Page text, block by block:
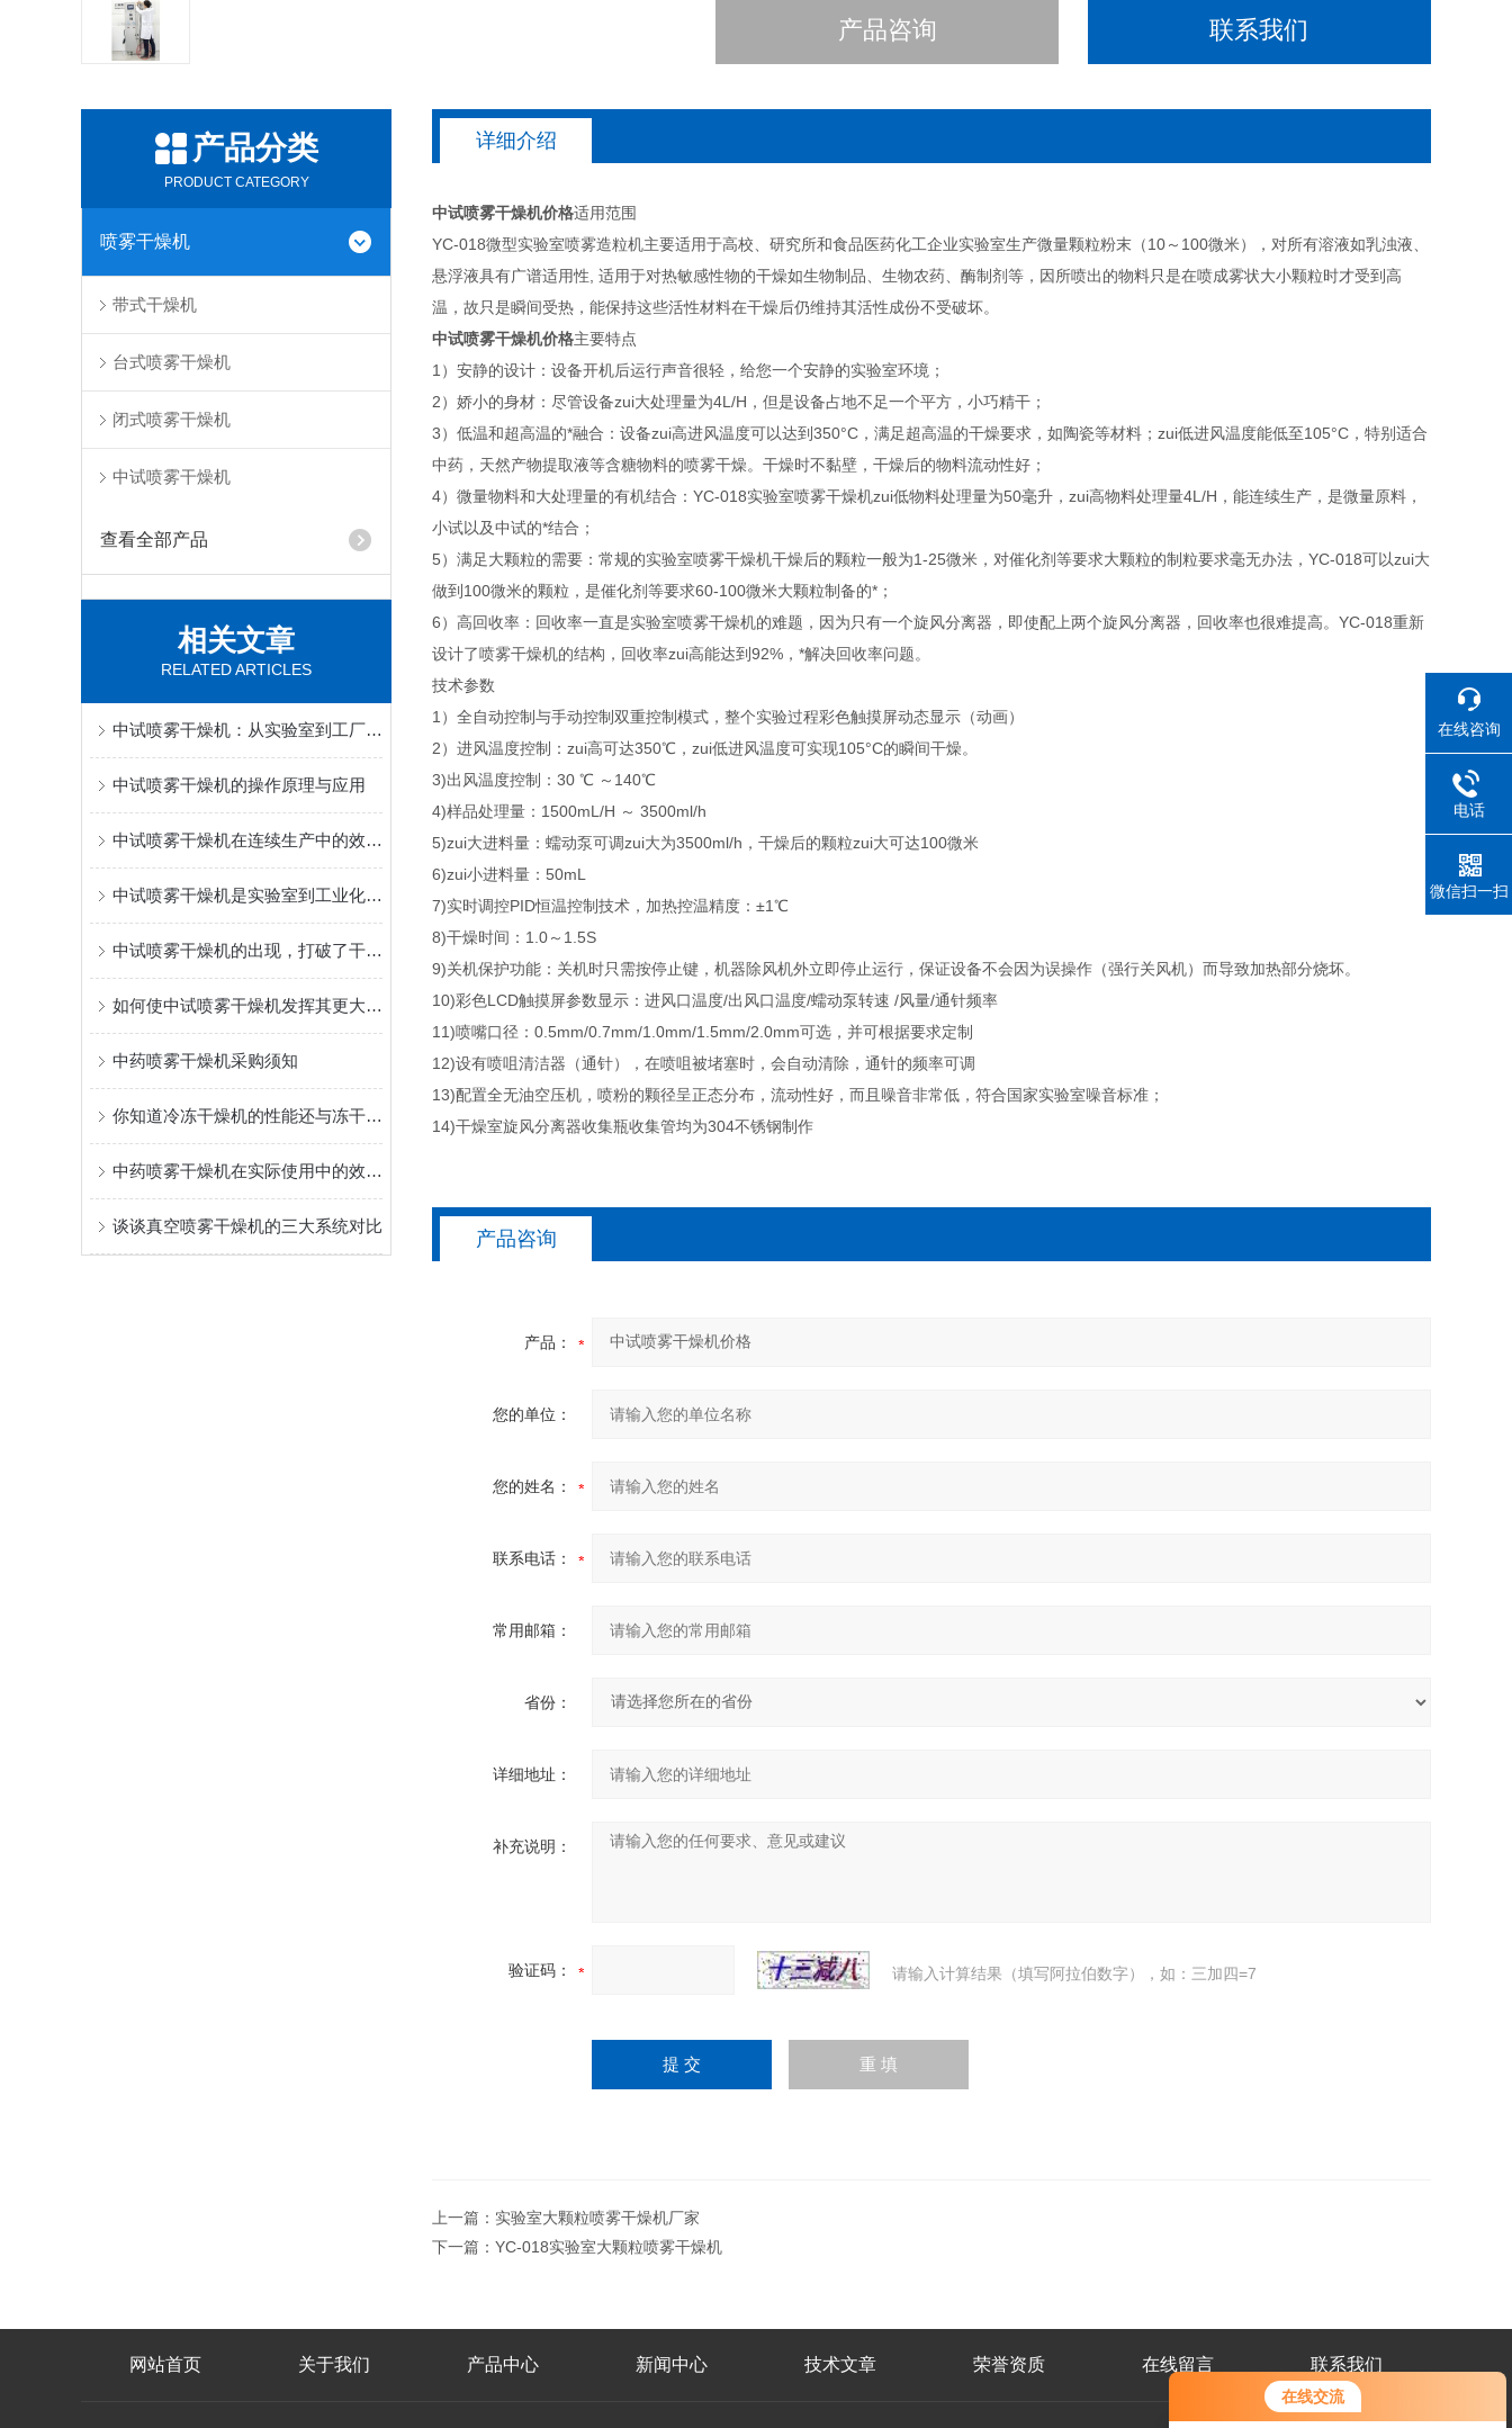
在线交流
产品咨询 联系我们
产品分类
PRODUCT CATEGORY
喷雾干燥机
带式干燥机
台式喷雾干燥机
闭式喷雾干燥机
中试喷雾干燥机
查看全部产品
相关文章
RELATED ARTICLES
中试喷雾干燥机：从实验室到工厂的“转化枢纽”
中试喷雾干燥机的操作原理与应用
中试喷雾干燥机在连续生产中的效率与稳定性
中试喷雾干燥机是实验室到工业化生产的桥梁
中试喷雾干燥机的出现，打破了干燥行业的发展瓶颈
如何使中试喷雾干燥机发挥其更大的作用？
中药喷雾干燥机采购须知
你知道冷冻干燥机的性能还与冻干曲线相关吗？
中药喷雾干燥机在实际使用中的效率与稳定性
谈谈真空喷雾干燥机的三大系统对比
详细介绍
中试喷雾干燥机价格适用范围
YC-018微型实验室喷雾造粒机主要适用于高校、研究所和食品医药化工企业实验室生产微量颗粒粉末（10～100微米），对所有溶液如乳浊液、
悬浮液具有广谱适用性, 适用于对热敏感性物的干燥如生物制品、生物农药、酶制剂等，因所喷出的物料只是在喷成雾状大小颗粒时才受到高
温，故只是瞬间受热，能保持这些活性材料在干燥后仍维持其活性成份不受破坏。
中试喷雾干燥机价格主要特点
1）安静的设计：设备开机后运行声音很轻，给您一个安静的实验室环境；
2）娇小的身材：尽管设备zui大处理量为4L/H，但是设备占地不足一个平方，小巧精干；
3）低温和超高温的*融合：设备zui高进风温度可以达到350°C，满足超高温的干燥要求，如陶瓷等材料；zui低进风温度能低至105°C，特别适合
中药，天然产物提取液等含糖物料的喷雾干燥。干燥时不黏壁，干燥后的物料流动性好；
4）微量物料和大处理量的有机结合：YC-018实验室喷雾干燥机zui低物料处理量为50毫升，zui高物料处理量4L/H，能连续生产，是微量原料，
小试以及中试的*结合；
5）满足大颗粒的需要：常规的实验室喷雾干燥机干燥后的颗粒一般为1-25微米，对催化剂等要求大颗粒的制粒要求毫无办法，YC-018可以zui大
做到100微米的颗粒，是催化剂等要求60-100微米大颗粒制备的*；
6）高回收率：回收率一直是实验室喷雾干燥机的难题，因为只有一个旋风分离器，即使配上两个旋风分离器，回收率也很难提高。YC-018重新
设计了喷雾干燥机的结构，回收率zui高能达到92%，*解决回收率问题。
技术参数
1）全自动控制与手动控制双重控制模式，整个实验过程彩色触摸屏动态显示（动画）
2）进风温度控制：zui高可达350℃，zui低进风温度可实现105°C的瞬间干燥。
3)出风温度控制：30 ℃ ～140℃
4)样品处理量：1500mL/H ～ 3500ml/h
5)zui大进料量：蠕动泵可调zui大为3500ml/h，干燥后的颗粒zui大可达100微米
6)zui小进料量：50mL
7)实时调控PID恒温控制技术，加热控温精度：±1℃
8)干燥时间：1.0～1.5S
9)关机保护功能：关机时只需按停止键，机器除风机外立即停止运行，保证设备不会因为误操作（强行关风机）而导致加热部分烧坏。
10)彩色LCD触摸屏参数显示：进风口温度/出风口温度/蠕动泵转速 /风量/通针频率
11)喷嘴口径：0.5mm/0.7mm/1.0mm/1.5mm/2.0mm可选，并可根据要求定制
12)设有喷咀清洁器（通针），在喷咀被堵塞时，会自动清除，通针的频率可调
13)配置全无油空压机，喷粉的颗径呈正态分布，流动性好，而且噪音非常低，符合国家实验室噪音标准；
14)干燥室旋风分离器收集瓶收集管均为304不锈钢制作
产品咨询
产品：
您的单位：
您的姓名：
联系电话：
常用邮箱：
省份：
详细地址：
补充说明：
验证码： 请输入计算结果（填写阿拉伯数字），如：三加四=7
上一篇： 实验室大颗粒喷雾干燥机厂家
下一篇： YC-018实验室大颗粒喷雾干燥机
网站首页 关于我们 产品中心 新闻中心 技术文章 荣誉资质 在线留言 联系我们
在线咨询
电话
微信扫一扫